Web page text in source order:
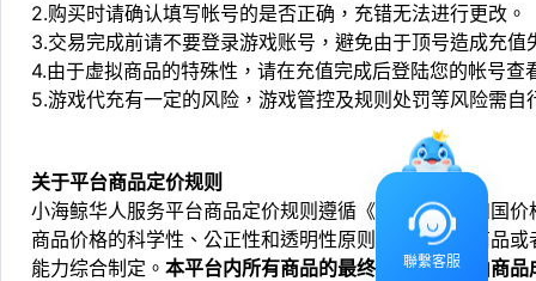
2.购买时请确认填写帐号的是否正确，充错无法进行更改。
3.交易完成前请不要登录游戏账号，避免由于顶号造成充值
4.由于虚拟商品的特殊性，请在充值完成后登陆您的帐号
5.游戏代充有一定的风险，游戏管控及规则处罚等风险需自
关于平台商品定价规则
小海鲸华人服务平台商品定价规则遵循《中华人民共和国
商品价格的科学性、公正性和透明性原则，依据相关商品
能力综合制定。 本平台内所有商品的最终销售价格均由商
聯繫客服